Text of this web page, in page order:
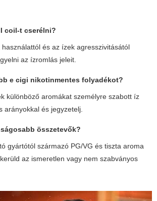
coil-t cserélni?
és az ízek agresszivitásától
az ízromlás jeleit.
e cigi nikotinmentes folyadékot?
különböző aromákat személyre szabott íz
arányokkal és jegyzetelj.
összetevők?
gyártótól származó PG/VG és tiszta aroma
az ismeretlen vagy nem szabványos